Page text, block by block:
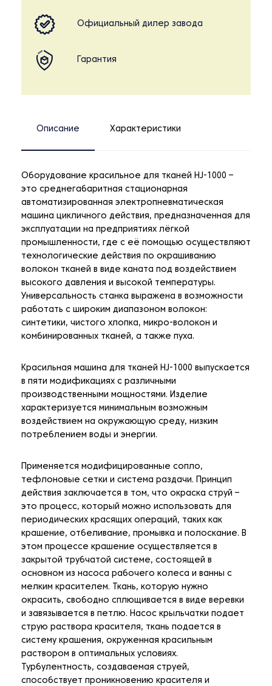
Официальный дилер завода
Гарантия
Описание Характеристики
Оборудование красильное для тканей HJ-1000 –
это среднегабаритная стационарная
автоматизированная электропневматическая
машина цикличного действия, предназначенная для
эксплуатации на предприятиях лёгкой
промышленности, где с её помощью осуществляют
технологические действия по окрашиванию
волокон тканей в виде каната под воздействием
высокого давления и высокой температуры.
Универсальность станка выражена в возможности
работать с широким диапазоном волокон:
синтетики, чистого хлопка, микро-волокон и
комбинированных тканей, а также пуха.
Красильная машина для тканей HJ-1000 выпускается
в пяти модификациях с различными
производственными мощностями. Изделие
характеризуется минимальным возможным
воздействием на окружающую среду, низким
потреблением воды и энергии.
Применяется модифицированные сопло,
тефлоновые сетки и система раздачи. Принцип
действия заключается в том, что окраска струй –
это процесс, который можно использовать для
периодических красящих операций, таких как
крашение, отбеливание, промывка и полоскание. В
этом процессе крашение осуществляется в
закрытой трубчатой ​​системе, состоящей в
основном из насоса рабочего колеса и ванны с
мелким красителем. Ткань, которую нужно
окрасить, свободно сплющивается в виде веревки
и завязывается в петлю. Насос крыльчатки подает
струю раствора красителя, ткань подается в
систему крашения, окруженная красильным
раствором в оптимальных условиях.
Турбулентность, создаваемая струей,
способствует проникновению красителя и